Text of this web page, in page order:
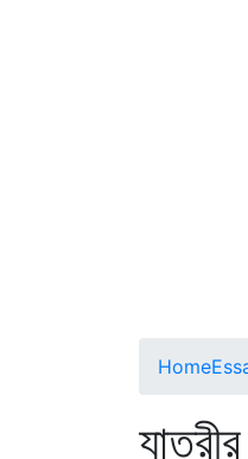
Home